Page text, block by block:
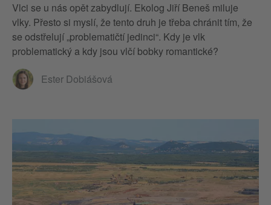
Vlci se u nás opět zabydlují. Ekolog Jiří Beneš miluje
vlky. Přesto si myslí, že tento druh je třeba chránit tím, že
se odstřelují „problematičtí jedinci“. Kdy je vlk
problematický a kdy jsou vlčí bobky romantické?
Ester Dobiášová